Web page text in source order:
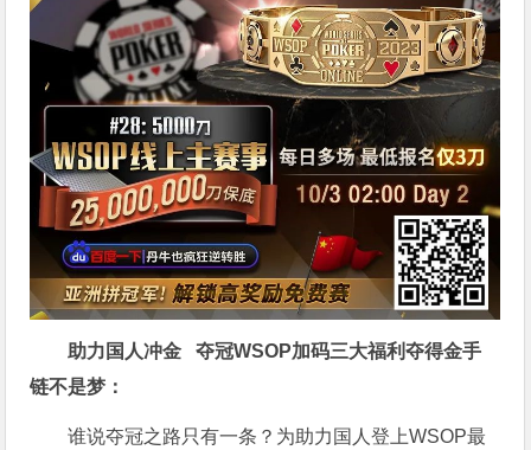
助力国人冲金 夺冠WSOP加码三大福利夺得金手
链不是梦 ：
谁说夺冠之路只有一条？为助力国人登上WSOP最